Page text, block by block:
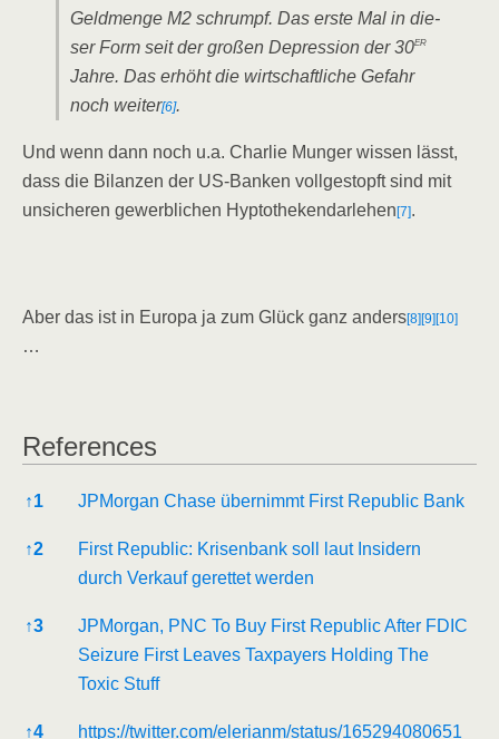
Geld­men­ge M2 schrumpf. Das ers­te Mal in die­
ser Form seit der gro­ßen Depres­si­on der 30er
Jah­re. Das erhöht die wirt­schaft­li­che Gefahr
noch wei­ter[6].
Und wenn dann noch u.a. Char­lie Mun­ger wis­sen lässt,
dass die Bilan­zen der US-Ban­ken voll­ge­stopft sind mit
unsi­che­ren gewerb­li­chen Hyp­to­the­ken­dar­le­hen [7].
Aber das ist in Euro­pa ja zum Glück ganz anders[8] [9] [10]
…
Refe­ren­ces
Refe­ren­ces
↑1 JPMor­gan Cha­se über­nimmt First Repu­blic Bank
↑2
First Repu­blic: Kri­sen­bank soll laut Insi­dern
durch Ver­kauf geret­tet werden
↑3
JPMor­gan, PNC To Buy First Repu­blic After FDIC
Sei­zu­re First Lea­ves Tax­pay­ers Hol­ding The
Toxic Stuff
↑4
https://twitter.com/elerianm/status/165294080651